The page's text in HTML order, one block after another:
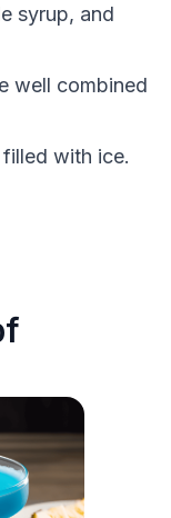
syrup, and
well combined
with ice.